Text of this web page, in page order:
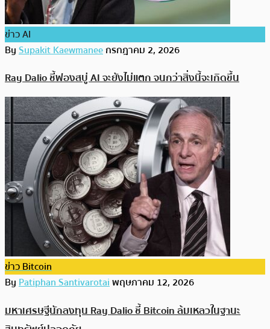
ข่าว AI
BySupakit Kaewmaneeกรกฎาคม 2, 2026
Ray Dalio ชี้ฟองสบู่ AI จะยังไม่แตก จนกว่าสิ่งนี้จะเกิดขึ้น
ข่าว Bitcoin
ByPatiphan Santivarotaiพฤษภาคม 12, 2026
มหาเศรษฐีนักลงทุน Ray Dalio ชี้ Bitcoin ล้มเหลวในฐานะ